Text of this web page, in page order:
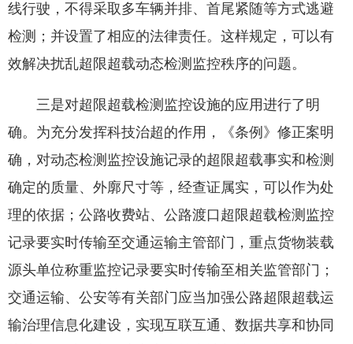
线行驶，不得采取多车辆并排、首尾紧随等方式逃避
检测；并设置了相应的法律责任。这样规定，可以有
效解决扰乱超限超载动态检测监控秩序的问题。
三是对超限超载检测监控设施的应用进行了明
确。为充分发挥科技治超的作用，《条例》修正案明
确，对动态检测监控设施记录的超限超载事实和检测
确定的质量、外廓尺寸等，经查证属实，可以作为处
理的依据；公路收费站、公路渡口超限超载检测监控
记录要实时传输至交通运输主管部门，重点货物装载
源头单位称重监控记录要实时传输至相关监管部门；
交通运输、公安等有关部门应当加强公路超限超载运
输治理信息化建设，实现互联互通、数据共享和协同